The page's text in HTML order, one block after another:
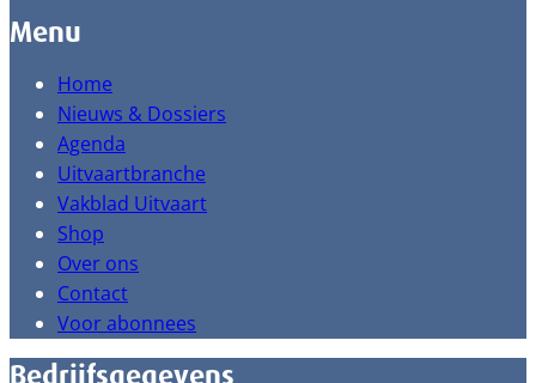
Menu
Home
Nieuws & Dossiers
Agenda
Uitvaartbranche
Vakblad Uitvaart
Shop
Over ons
Contact
Voor abonnees